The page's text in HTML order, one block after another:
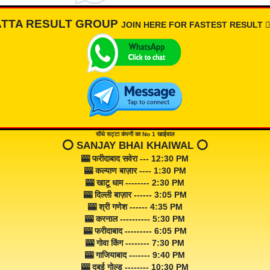
RESULT GROUP JOIN HERE FOR FASTEST RESULT
सीधे सट्टा कंपनी का No 1 खाईवाल
⭕️ SANJAY BHAI KHAIWAL ⭕️
🎰 फरीदाबाद सवेरा --- 12:30 PM
🎰 कल्याण बाज़ार ---- 1:30 PM
🎰 खाटू धाम -------- 2:30 PM
🎰 दिल्ली बाज़ार ------ 3:05 PM
🎰 श्री गणेश ------ 4:35 PM
🎰 करनाल ---------- 5:30 PM
🎰 फरीदाबाद --------- 6:05 PM
🎰 गोवा किंग -------- 7:30 PM
🎰 गाजियाबाद ------- 9:40 PM
🎰 दुबई गोल्ड -------- 10:30 PM